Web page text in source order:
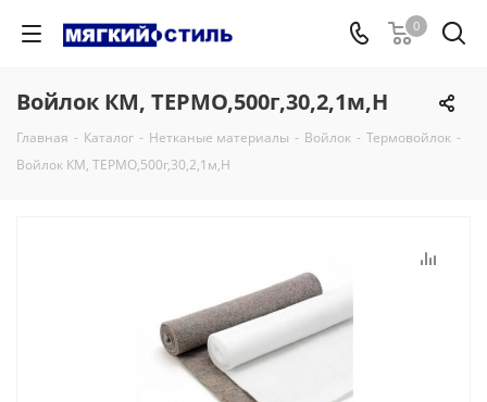
0
Войлок КМ, ТЕРМО,500г,30,2,1м,Н
Главная - Каталог - Нетканые материалы - Войлок - Термовойлок -
Войлок КМ, ТЕРМО,500г,30,2,1м,Н